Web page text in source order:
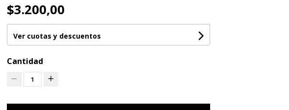
$3.200,00
Ver cuotas y descuentos
Cantidad
1